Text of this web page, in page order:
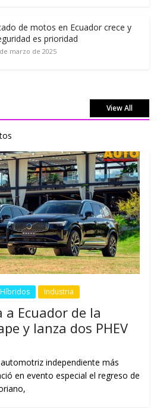
de motos en Ecuador crece y
es prioridad
marzo de 2025
View All
Híbridos Industria
Ecuador de la
y lanza dos PHEV
independiente más
en evento especial el regreso de